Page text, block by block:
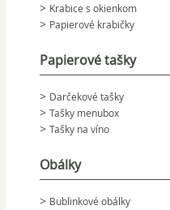
Krabice s okienkom
Papierové krabičky
Papierové tašky
Darčekové tašky
Tašky menubox
Tašky na víno
Obálky
Bublinkové obálky